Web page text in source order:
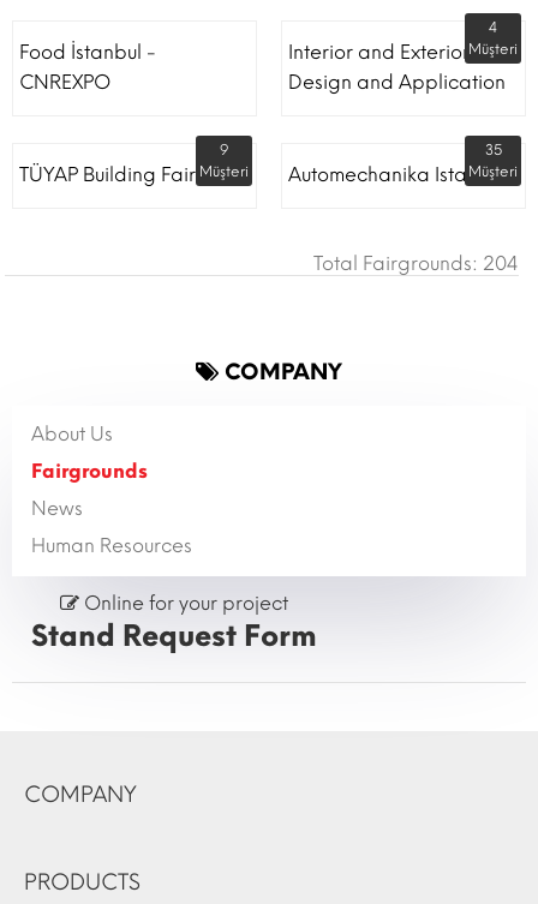
Food İstanbul -
CNREXPO
Interior and Exterior
Design and Application
4
Müşteri
TÜYAP Building Fair
9
Müşteri
Automechanika Istanbul
35
Müşteri
Total Fairgrounds: 204
COMPANY
About Us
Fairgrounds
News
Human Resources
Online for your project
Stand Request Form
COMPANY
PRODUCTS